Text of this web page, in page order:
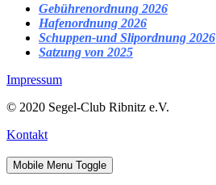
Gebührenordnung 2026
Hafenordnung 2026
Schuppen-und Slipordnung 2026
Satzung von 2025
Impressum
© 2020 Segel-Club Ribnitz e.V.
Kontakt
Mobile Menu Toggle